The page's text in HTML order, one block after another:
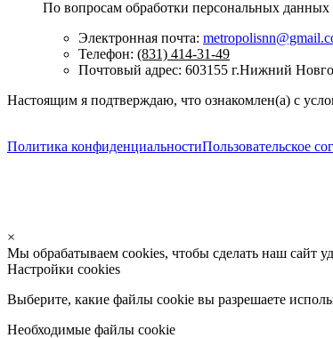
По вопросам обработки персональных
Электронная почта:
Телефон: (831) 414-31-49
Почтовый адрес: 603155 г.Нижний
Настоящим я подтверждаю, что ознакомлен(а) с
Политика конфиденциальностиПользовательское
×
Мы обрабатываем cookies, чтобы сделать наш сайт
Настройки cookies
Выберите, какие файлы cookie вы разрешаете
Необходимые файлы cookie